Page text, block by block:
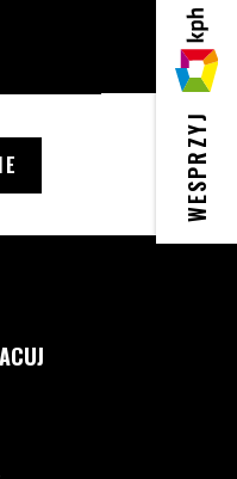
WESPRZYJ
KPH